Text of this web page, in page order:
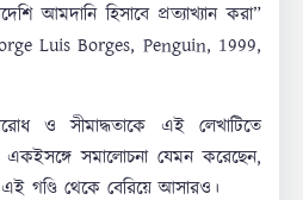
আমদানি হিসাবে প্রত্যাখ্যান করা”
Luis Borges, Penguin, 1999,
ও সীমাদ্ধতাকে এই লেখাটিতে
সমালোচনা যেমন করেছেন,
এই গণ্ডি থেকে বেরিয়ে আসারও।